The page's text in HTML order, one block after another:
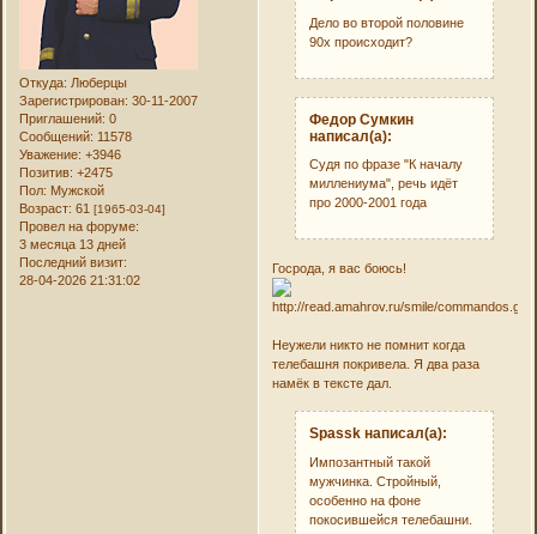
Откуда: Люберцы
Зарегистрирован: 30-11-2007
Приглашений: 0
Сообщений: 11578
Уважение: +3946
Позитив: +2475
Пол: Мужской
Возраст: 61[1965-03-04]
Провел на форуме:
3 месяца 13 дней
Последний визит:
28-04-2026 21:31:02
Дело во второй половине
90х происходит?
Федор Сумкин
написал(а):
Судя по фразе "К началу
миллениума", речь идёт
про 2000-2001 года
Госрода, я вас боюсь!
Неужели никто не помнит когда
телебашня покривела. Я два раза
намёк в тексте дал.
Spassk написал(а):
Импозантный такой
мужчинка. Стройный,
особенно на фоне
покосившейся телебашни.